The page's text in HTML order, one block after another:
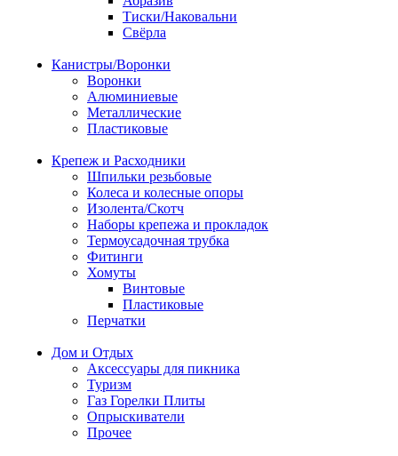
Тиски/Наковальни
Свёрла
Канистры/Воронки
Воронки
Алюминиевые
Металлические
Пластиковые
Крепеж и Расходники
Шпильки резьбовые
Колеса и колесные опоры
Изолента/Скотч
Наборы крепежа и прокладок
Термоусадочная трубка
Фитинги
Хомуты
Винтовые
Пластиковые
Перчатки
Дом и Отдых
Аксессуары для пикника
Туризм
Газ Горелки Плиты
Опрыскиватели
Прочее